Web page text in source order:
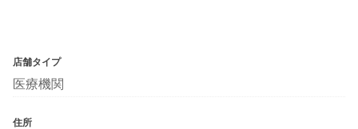
店舗タイプ
医療機関
住所